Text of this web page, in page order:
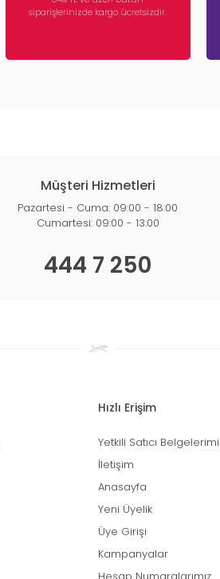
siparişlerinizde kargo ücretsizdir.
Müşteri Hizmetleri
Pazartesi - Cuma: 09:00 - 18:00
Cumartesi: 09:00 - 13:00
444 7 250
Hızlı Erişim
Yetkili Satıcı
İletişim
Anasayfa
Yeni Üyelik
Üye Girişi
Kampanyalar